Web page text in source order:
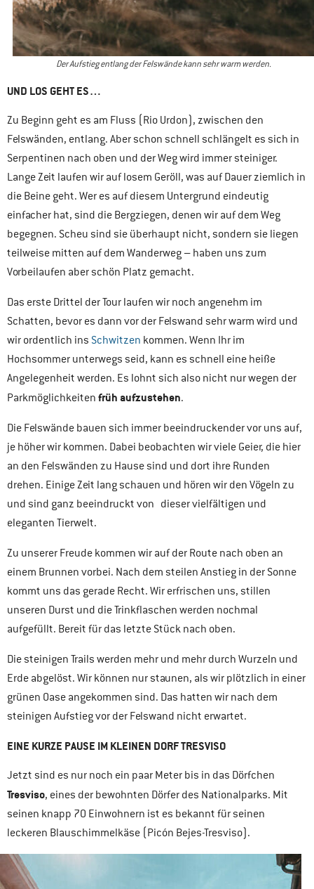
Der Aufstieg entlang der Felswände kann sehr warm werden.
UND LOS GEHT ES…
Zu Beginn geht es am Fluss (Rio Urdon), zwischen den
Felswänden, entlang. Aber schon schnell schlängelt es sich in
Serpentinen nach oben und der Weg wird immer steiniger.
Lange Zeit laufen wir auf losem Geröll, was auf Dauer ziemlich in
die Beine geht. Wer es auf diesem Untergrund eindeutig
einfacher hat, sind die Bergziegen, denen wir auf dem Weg
begegnen. Scheu sind sie überhaupt nicht, sondern sie liegen
teilweise mitten auf dem Wanderweg – haben uns zum
Vorbeilaufen aber schön Platz gemacht.
Das erste Drittel der Tour laufen wir noch angenehm im
Schatten, bevor es dann vor der Felswand sehr warm wird und
wir ordentlich ins Schwitzen kommen. Wenn Ihr im
Hochsommer unterwegs seid, kann es schnell eine heiße
Angelegenheit werden. Es lohnt sich also nicht nur wegen der
Parkmöglichkeiten früh aufzustehen.
Die Felswände bauen sich immer beeindruckender vor uns auf,
je höher wir kommen. Dabei beobachten wir viele Geier, die hier
an den Felswänden zu Hause sind und dort ihre Runden
drehen. Einige Zeit lang schauen und hören wir den Vögeln zu
und sind ganz beeindruckt von dieser vielfältigen und
eleganten Tierwelt.
Zu unserer Freude kommen wir auf der Route nach oben an
einem Brunnen vorbei. Nach dem steilen Anstieg in der Sonne
kommt uns das gerade Recht. Wir erfrischen uns, stillen
unseren Durst und die Trinkflaschen werden nochmal
aufgefüllt. Bereit für das letzte Stück nach oben.
Die steinigen Trails werden mehr und mehr durch Wurzeln und
Erde abgelöst. Wir können nur staunen, als wir plötzlich in einer
grünen Oase angekommen sind. Das hatten wir nach dem
steinigen Aufstieg vor der Felswand nicht erwartet.
EINE KURZE PAUSE IM KLEINEN DORF TRESVISO
Jetzt sind es nur noch ein paar Meter bis in das Dörfchen
Tresviso, eines der bewohnten Dörfer des Nationalparks. Mit
seinen knapp 70 Einwohnern ist es bekannt für seinen
leckeren Blauschimmelkäse (Picón Bejes-Tresviso).